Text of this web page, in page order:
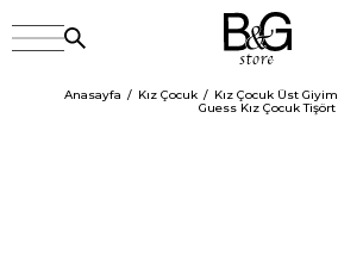
Anasayfa Kız Çocuk Kız Çocuk Üst Giyim
Guess Kız Çocuk Tişört